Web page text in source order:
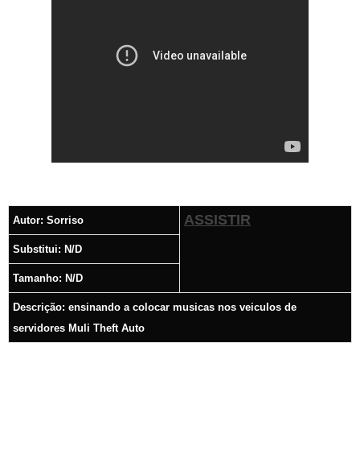
Autor: Sorriso ASSISTIR
Substitui: N/D
Tamanho: N/D
Descrição: ensinando a colocar musicas nos veiculos de
servidores Muli Theft Auto